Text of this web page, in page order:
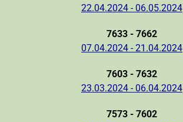
22.04.2024 - 06.05.2024
7633 - 7662
07.04.2024 - 21.04.2024
7603 - 7632
23.03.2024 - 06.04.2024
7573 - 7602